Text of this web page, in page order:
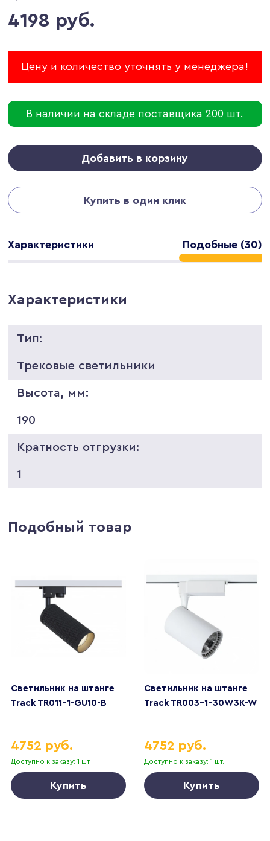
4198 руб.
Цену и количество уточнять у менеджера!
В наличии на складе поставщика 200 шт.
Добавить в корзину
Купить в один клик
Характеристики Подобные (30)
Характеристики
Тип:
Трековые светильники
Высота, мм:
190
Кратность отгрузки:
1
Подобный товар
Светильник на штанге
Track TR011-1-GU10-B
Доступно к заказу: 1 шт.
4752 руб.
Купить
Светильник на штанге
Track TR003-1-30W3K-W
Доступно к заказу: 1 шт.
4752 руб.
Купить